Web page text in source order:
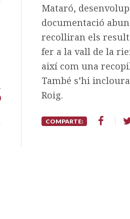
Mataró,
documentació
recolliran els
fer a la vall de la
així com una
També s’hi
Roig.
COMPARTE: